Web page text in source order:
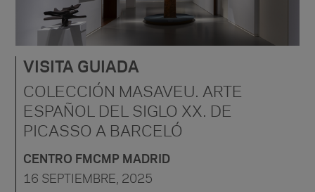
VISITA GUIADA
COLECCIÓN MASAVEU. ARTE
ESPAÑOL DEL SIGLO XX. DE
PICASSO A BARCELÓ
CENTRO FMCMP MADRID
16 SEPTIEMBRE, 2025